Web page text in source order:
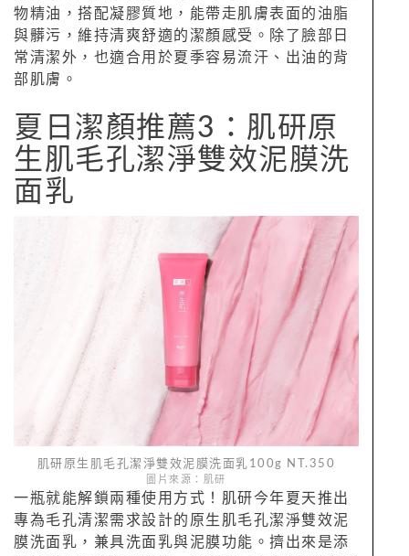
物精油，搭配凝膠質地，能帶走肌膚表面的油脂
與髒污，維持清爽舒適的潔顏感受。除了臉部日
常清潔外，也適合用於夏季容易流汗、出油的背
部肌膚。
夏日潔顏推薦3：肌研原
生肌毛孔潔淨雙效泥膜洗
面乳
肌研原生肌毛孔潔淨雙效泥膜洗面乳100g NT.350
圖片來源：肌研
一瓶就能解鎖兩種使用方式！肌研今年夏天推出
專為毛孔清潔需求設計的原生肌毛孔潔淨雙效泥
膜洗面乳，兼具洗面乳與泥膜功能。擠出來是添